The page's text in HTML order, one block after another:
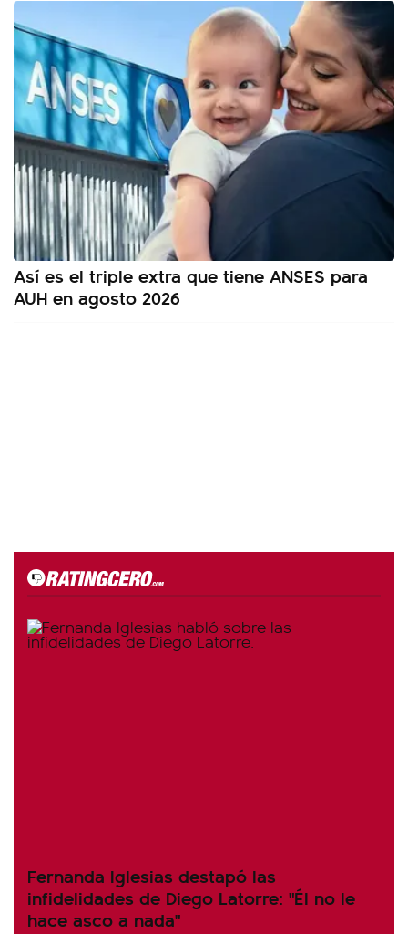
Así es el triple extra que tiene ANSES para
AUH en agosto 2026
Fernanda Iglesias destapó las
infidelidades de Diego Latorre: "Él no le
hace asco a nada"